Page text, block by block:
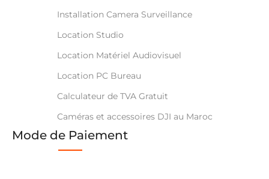
Installation Camera Surveillance
Location Studio
Location Matériel Audiovisuel
Location PC Bureau
Calculateur de TVA Gratuit
Caméras et accessoires DJI au Maroc
Mode de Paiement